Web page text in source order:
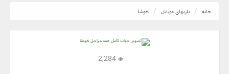
خانه بازیهای موبایل هوشا